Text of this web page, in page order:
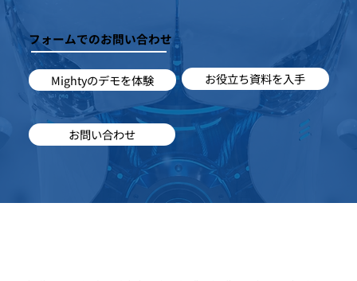
フォームでのお問い合わせ
Mightyのデモを体験 お役立ち資料を入手
お問い合わせ